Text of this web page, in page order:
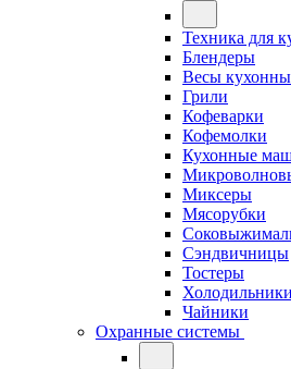
Техника для
Блендеры
Весы
Грили
Кофеварки
Кофемолки
Кухонные
Миксеры
Мясорубки
Сэндвичницы
Тостеры
Холодильники
Чайники
Охранные системы